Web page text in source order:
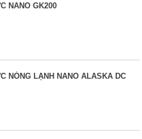
NANO GK200
NÓNG LẠNH NANO ALASKA DC